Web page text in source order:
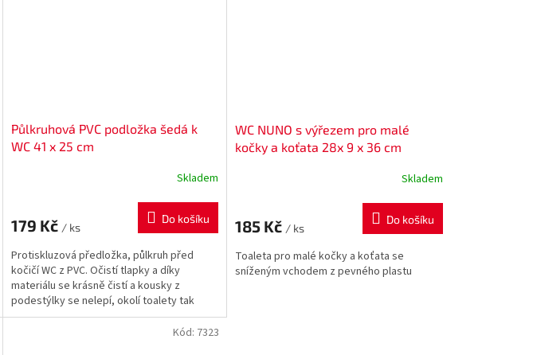
Půlkruhová PVC podložka šedá k
WC 41 x 25 cm
Skladem
179 Kč / ks
Do košíku
Protiskluzová předložka, půlkruh před
kočičí WC z PVC. Očistí tlapky a díky
materiálu se krásně čistí a kousky z
podestýlky se nelepí, okolí toalety tak
zůstává čisté. Je...
WC NUNO s výřezem pro malé
kočky a koťata 28x 9 x 36 cm
Skladem
185 Kč / ks
Do košíku
Toaleta pro malé kočky a koťata se
sníženým vchodem z pevného plastu
Kód: 7323